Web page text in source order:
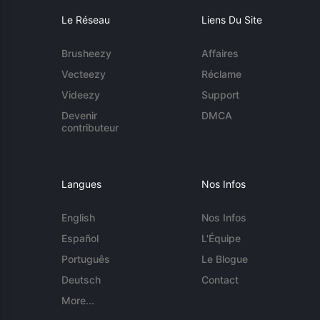
Le Réseau
Brusheezy
Vecteezy
Videezy
Devenir
contributeur
Liens Du Site
Affaires
Réclame
Support
DMCA
Langues
English
Español
Português
Deutsch
More...
Nos Infos
Nos Infos
L'Équipe
Le Blogue
Contact